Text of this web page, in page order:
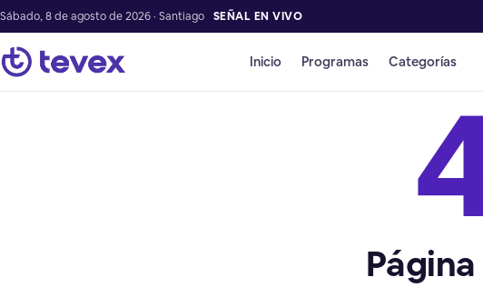
Sábado, 8 de agosto de 2026 · Santiago SEÑAL EN VIVO
Inicio Programas Categorías